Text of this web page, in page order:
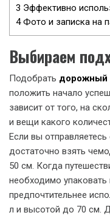
3 Эффективно
4Фото и записка на
Выбираем
Подобрать дорожный
положить начало
зависит от того, на
и вещи какого
Если вы
достаточно взять
50 см. Когда
необходимо
предпочтительнее
л и высотой до 70 см.